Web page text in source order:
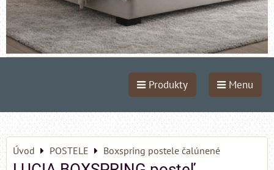
Produkty Menu
Úvod POSTELE Boxspring postele čalúnené